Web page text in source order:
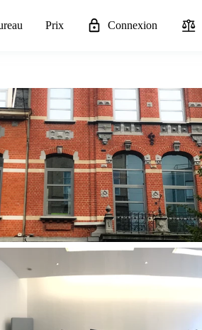
Prix Connexion